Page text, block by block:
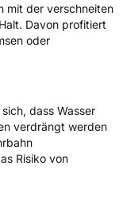
GmbH,
Hannover
mit der verschneiten
Davon profitiert
oder
dass Wasser
verdrängt werden
Risiko von